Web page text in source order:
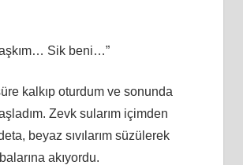
Sik beni…”
kalkıp oturdum ve sonunda
Zevk sularım içimden
beyaz sıvılarım süzülerek
akıyordu.